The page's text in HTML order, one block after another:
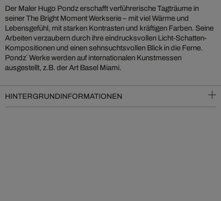
Der Maler Hugo Pondz erschafft verführerische Tagträume in
seiner The Bright Moment Werkserie – mit viel Wärme und
Lebensgefühl, mit starken Kontrasten und kräftigen Farben. Seine
Arbeiten verzaubern durch ihre eindrucksvollen Licht-Schatten-
Kompositionen und einen sehnsuchtsvollen Blick in die Ferne.
Pondz´ Werke werden auf internationalen Kunstmessen
ausgestellt, z.B. der Art Basel Miami.
HINTERGRUNDINFORMATIONEN